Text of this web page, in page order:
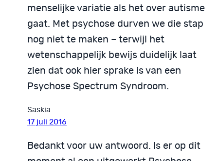
menselijke variatie als het over autisme
gaat. Met psychose durven we die stap
nog niet te maken – terwijl het
wetenschappelijk bewijs duidelijk laat
zien dat ook hier sprake is van een
Psychose Spectrum Syndroom.
Saskia
17 juli 2016
Bedankt voor uw antwoord. Is er op dit